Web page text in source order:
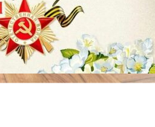
Награды в преддверии Дня
29.04.2025